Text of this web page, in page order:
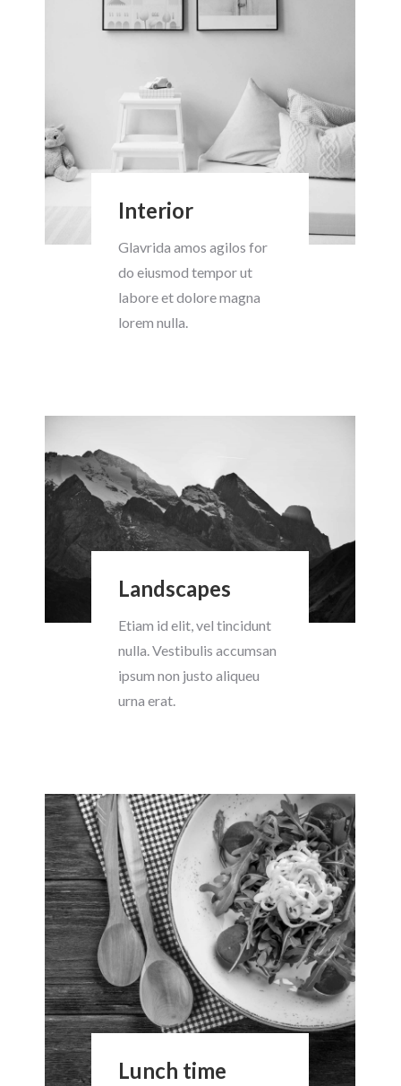
Interior
Glavrida amos agilos for
do eiusmod tempor ut
labore et dolore magna
lorem nulla.
Landscapes
Etiam id elit, vel tincidunt
nulla. Vestibulis accumsan
ipsum non justo aliqueu
urna erat.
Lunch time